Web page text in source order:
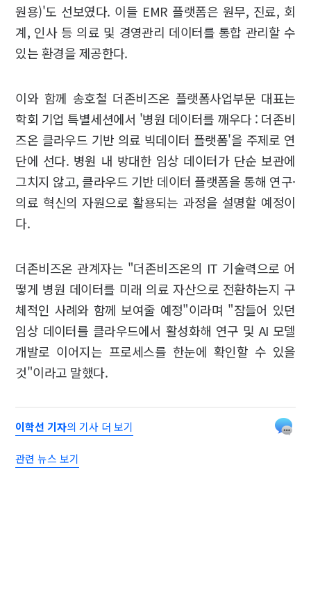
원용)'도 선보였다. 이들 EMR 플랫폼은 원무, 진료, 회
계, 인사 등 의료 및 경영관리 데이터를 통합 관리할 수
있는 환경을 제공한다.
이와 함께 송호철 더존비즈온 플랫폼사업부문 대표는
학회 기업 특별세션에서 '병원 데이터를 깨우다 : 더존비
즈온 클라우드 기반 의료 빅데이터 플랫폼'을 주제로 연
단에 선다. 병원 내 방대한 임상 데이터가 단순 보관에
그치지 않고, 클라우드 기반 데이터 플랫폼을 통해 연구·
의료 혁신의 자원으로 활용되는 과정을 설명할 예정이
다.
더존비즈온 관계자는 "더존비즈온의 IT 기술력으로 어
떻게 병원 데이터를 미래 의료 자산으로 전환하는지 구
체적인 사례와 함께 보여줄 예정"이라며 "잠들어 있던
임상 데이터를 클라우드에서 활성화해 연구 및 AI 모델
개발로 이어지는 프로세스를 한눈에 확인할 수 있을
것"이라고 말했다.
이학선 기자의 기사 더 보기
관련 뉴스 보기